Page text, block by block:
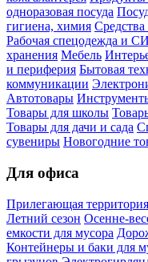
одноразовая посуда
гигиена, химия
Рабочая спецодежда и
хранения Мебель
и периферия Бытовая
коммуникации
Автотовары
Товары для школы
Товары для дачи и сада
сувениры Новогодние
Для офиса
Прилегающая территория
Летний сезон Осенне-
емкости для мусора
Контейнеры и баки для